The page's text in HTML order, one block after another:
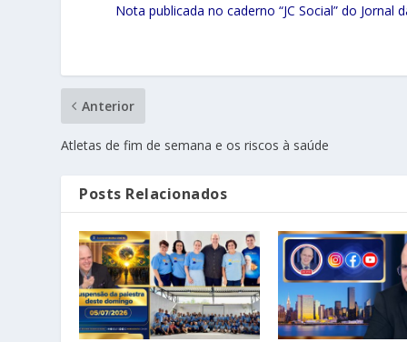
Nota publicada no caderno “JC Social” do
Anterior
Atletas de fim de semana e os riscos à saúde
Posts Relacionados